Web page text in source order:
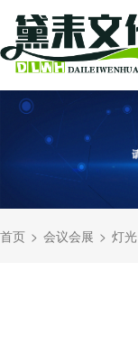
首页 会议会展 灯光